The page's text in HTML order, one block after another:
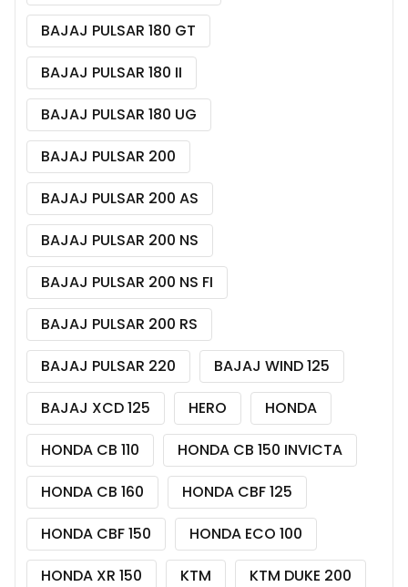
BAJAJ PULSAR 180 GT
BAJAJ PULSAR 180 II
BAJAJ PULSAR 180 UG
BAJAJ PULSAR 200
BAJAJ PULSAR 200 AS
BAJAJ PULSAR 200 NS
BAJAJ PULSAR 200 NS FI
BAJAJ PULSAR 200 RS
BAJAJ PULSAR 220
BAJAJ WIND 125
BAJAJ XCD 125
HERO
HONDA
HONDA CB 110
HONDA CB 150 INVICTA
HONDA CB 160
HONDA CBF 125
HONDA CBF 150
HONDA ECO 100
HONDA XR 150
KTM
KTM DUKE 200